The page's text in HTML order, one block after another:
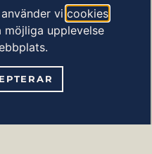
Strawberry
vi cookies
upplevelse